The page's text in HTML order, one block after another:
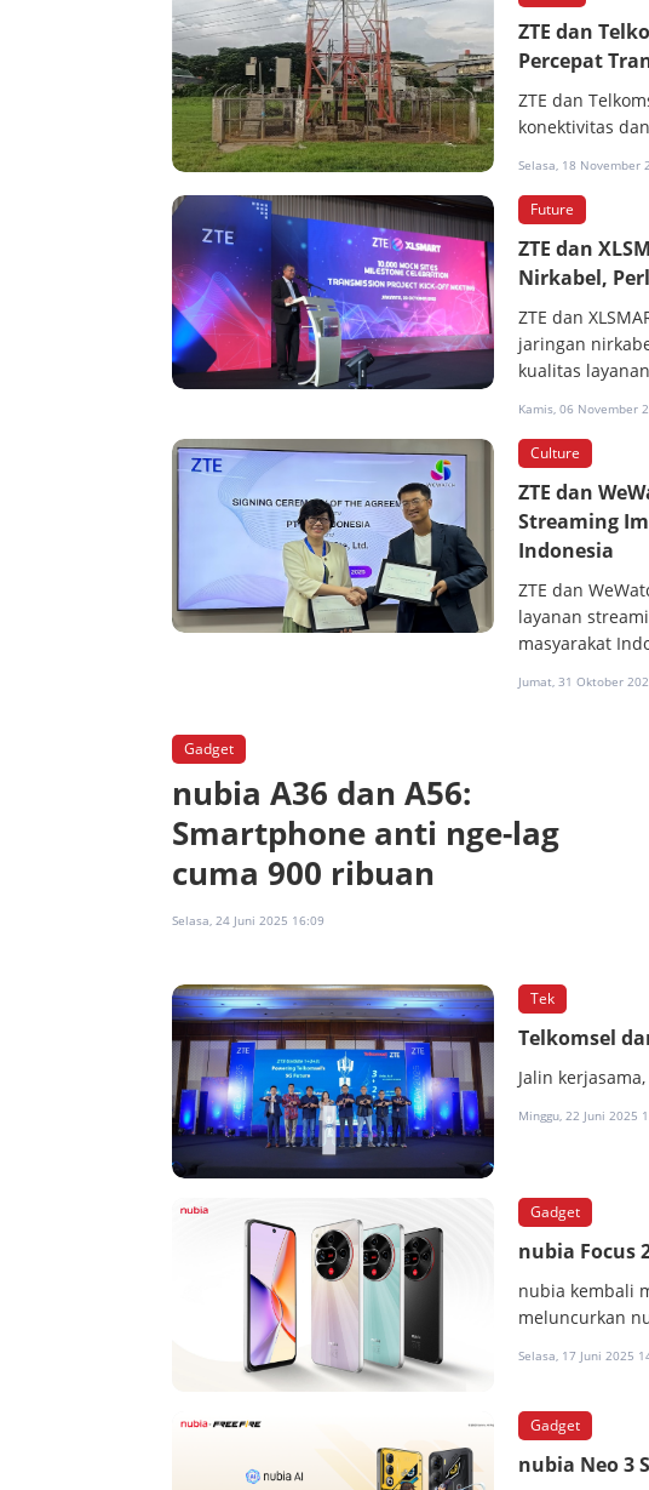
ZTE dan
Percepat
ZTE dan
konektivitas
Selasa, 18 November
Future
ZTE dan
Nirkabel,
ZTE dan
jaringan
kualitas
Kamis, 06 November
Culture
ZTE dan
Streaming
Indonesia
ZTE dan
layanan
masyarakat
Jumat, 31 Oktober
Gadget
nubia A36 dan A56:
Smartphone anti nge-lag
cuma 900 ribuan
Selasa, 24 Juni 2025 16:09
Tek
Telkomsel
Jalin
Minggu, 22 Juni 2025
Gadget
nubia Focus
nubia kembali
meluncurkan
Selasa, 17 Juni 2025
Gadget
nubia Neo 3